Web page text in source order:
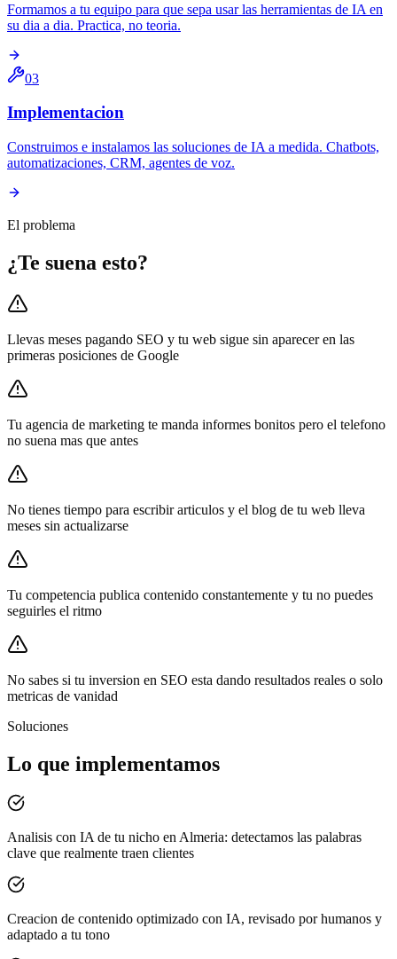
Formamos a tu equipo para que sepa usar las herramientas de IA en
su dia a dia. Practica, no teoria.
03
Implementacion
Construimos e instalamos las soluciones de IA a medida. Chatbots,
automatizaciones, CRM, agentes de voz.
El problema
¿Te suena esto?
Llevas meses pagando SEO y tu web sigue sin aparecer en las
primeras posiciones de Google
Tu agencia de marketing te manda informes bonitos pero el telefono
no suena mas que antes
No tienes tiempo para escribir articulos y el blog de tu web lleva
meses sin actualizarse
Tu competencia publica contenido constantemente y tu no puedes
seguirles el ritmo
No sabes si tu inversion en SEO esta dando resultados reales o solo
metricas de vanidad
Soluciones
Lo que implementamos
Analisis con IA de tu nicho en Almeria: detectamos las palabras
clave que realmente traen clientes
Creacion de contenido optimizado con IA, revisado por humanos y
adaptado a tu tono